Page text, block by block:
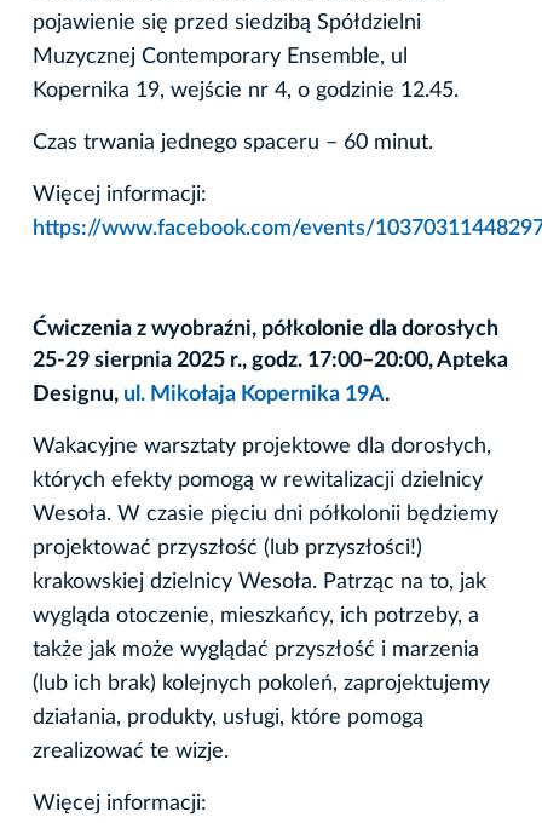
pojawienie się przed siedzibą Spółdzielni
Muzycznej Contemporary Ensemble, ul
Kopernika 19, wejście nr 4, o godzinie 12.45.
Czas trwania jednego spaceru – 60 minut.
Więcej informacji:
https://www.facebook.com/events/
Ćwiczenia z wyobraźni, półkolonie dla dorosłych
25-29 sierpnia 2025 r., godz. 17:00–20:00, Apteka
Designu, ul. Mikołaja Kopernika 19A.
Wakacyjne warsztaty projektowe dla dorosłych,
których efekty pomogą w rewitalizacji dzielnicy
Wesoła. W czasie pięciu dni półkolonii będziemy
projektować przyszłość (lub przyszłości!)
krakowskiej dzielnicy Wesoła. Patrząc na to, jak
wygląda otoczenie, mieszkańcy, ich potrzeby, a
także jak może wyglądać przyszłość i marzenia
(lub ich brak) kolejnych pokoleń, zaprojektujemy
działania, produkty, usługi, które pomogą
zrealizować te wizje.
Więcej informacji: